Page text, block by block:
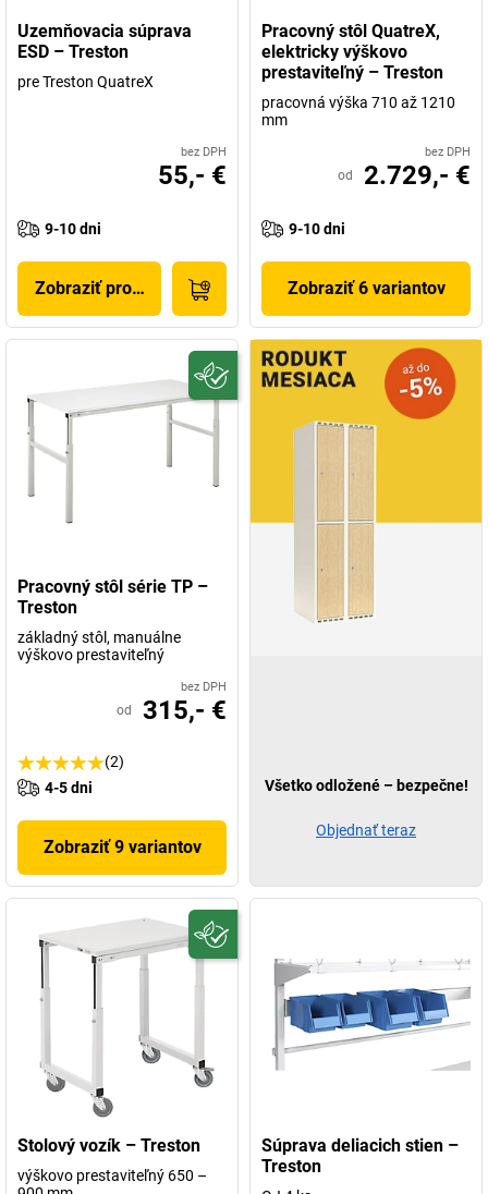
Uzemňovacia súprava
ESD – Treston
pre Treston QuatreX
bez DPH
55,- €
9-10 dni
Zobraziť produkt
Pracovný stôl QuatreX,
elektricky výškovo
prestaviteľný – Treston
pracovná výška 710 až 1210
mm
bez DPH
od 2.729,- €
9-10 dni
Zobraziť 6 variantov
Pracovný stôl série TP –
Treston
základný stôl, manuálne
výškovo prestaviteľný
bez DPH
od 315,- €
(2)
4-5 dni
Zobraziť 9 variantov
Stolový vozík – Treston
výškovo prestaviteľný 650 –
Súprava deliacich stien –
Treston
Všetko odložené – bezpečne!
Objednať teraz